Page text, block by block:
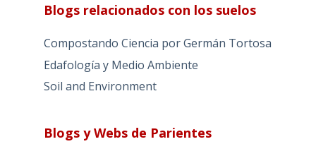
Blogs relacionados con los suelos
Compostando Ciencia por Germán Tortosa
Edafología y Medio Ambiente
Soil and Environment
Blogs y Webs de Parientes